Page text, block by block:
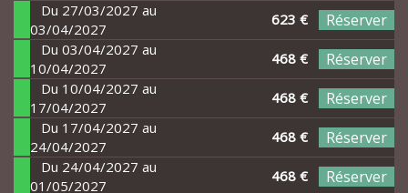
Du 27/03/2027 au
03/04/2027
623 € Réserver
Du 03/04/2027 au
10/04/2027
468 € Réserver
Du 10/04/2027 au
17/04/2027
468 € Réserver
Du 17/04/2027 au
24/04/2027
468 € Réserver
Du 24/04/2027 au
01/05/2027
468 € Réserver